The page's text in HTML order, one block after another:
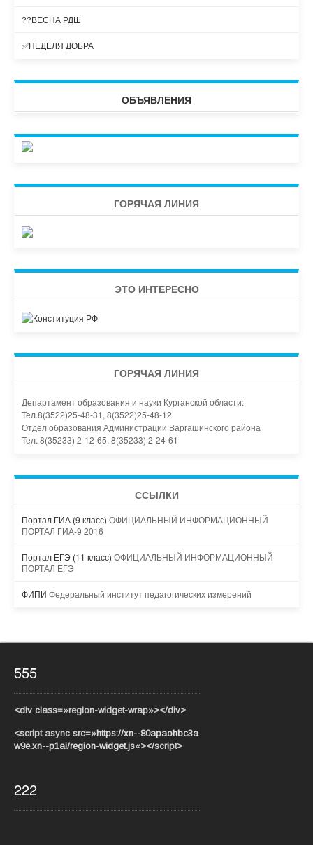
??ВЕСНА РДШ
✅НЕДЕЛЯ ДОБРА
ОБЪЯВЛЕНИЯ
ГОРЯЧАЯ ЛИНИЯ
ЭТО ИНТЕРЕСНО
ГОРЯЧАЯ ЛИНИЯ
Департамент образования и науки Курганской области:
Тел.8(3522)25-48-31, 8(3522)25-48-12
Отдел образования Администрации Варгашинского района
Тел. 8(35233) 2-12-65, 8(35233) 2-24-61
ССЫЛКИ
Портал ГИА (9 класс) ОФИЦИАЛЬНЫЙ ИНФОРМАЦИОННЫЙ
ПОРТАЛ ГИА-9 2016
Портал ЕГЭ (11 класс) ОФИЦИАЛЬНЫЙ ИНФОРМАЦИОННЫЙ
ПОРТАЛ ЕГЭ
ФИПИ Федеральный институт педагогических измерений
555
<div class=»region-widget-wrap»></div>
<script async src=»https://xn--80apaohbc3a
w9e.xn--p1ai/region-widget.js«></script>
222